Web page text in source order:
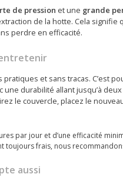
de pression et une grande
de la hotte. Cela signifie
perdre en efficacité.
entretenir
et sans tracas. C’est
durabilité allant jusqu’à
le couvercle, placez le
par jour et d’une efficacité
frais, nous
aussi